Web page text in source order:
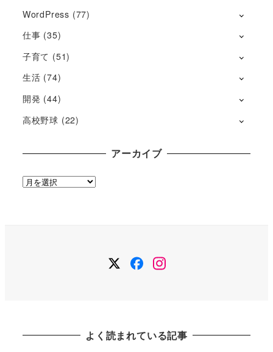
WordPress (77)
仕事 (35)
子育て (51)
生活 (74)
開発 (44)
高校野球 (22)
アーカイブ
ア
Twitter
Facebook
Instagram
よく読まれている記事